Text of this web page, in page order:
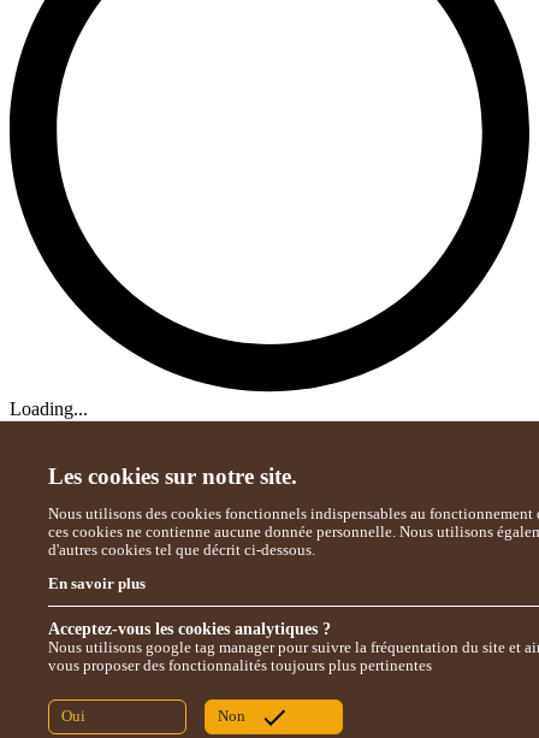
Les cookies sur notre site.
Nous utilisons des cookies fonctionnels indispensables au fonctionnement
ces cookies ne contienne aucune donnée personnelle. Nous utilisons
d'autres cookies tel que décrit ci-dessous.
En savoir plus
Oui Non
Acceptez-vous les cookies analytiques ?
Nous utilisons google tag manager pour suivre la fréquentation du site et
vous proposer des fonctionnalités toujours plus pertinentes
Loading...